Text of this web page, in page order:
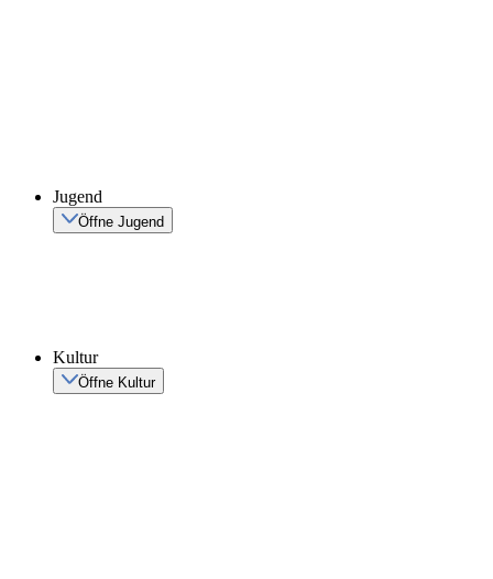
Jugend
Öffne Jugend
Kultur
Öffne Kultur